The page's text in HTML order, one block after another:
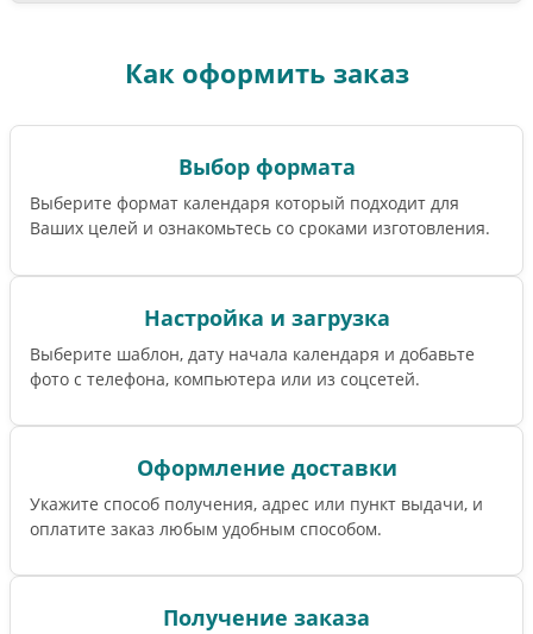
Как оформить заказ
Выбор формата
Выберите формат календаря который подходит для
Ваших целей и ознакомьтесь со сроками изготовления.
Настройка и загрузка
Выберите шаблон, дату начала календаря и добавьте
фото с телефона, компьютера или из соцсетей.
Оформление доставки
Укажите способ получения, адрес или пункт выдачи, и
оплатите заказ любым удобным способом.
Получение заказа